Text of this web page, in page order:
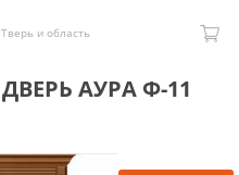
Тверь и область
АУРА Ф-11